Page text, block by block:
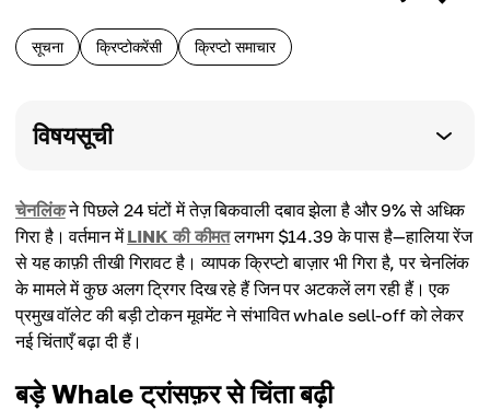
सूचना क्रिप्टोकरेंसी क्रिप्टो समाचार
विषयसूची
चेनलिंकने पिछले 24 घंटों में तेज़ बिकवाली दबाव झेला है और 9% से अधिक
गिरा है। वर्तमान मेंLINK की कीमतलगभग $14.39 के पास है—हालिया रेंज
से यह काफ़ी तीखी गिरावट है। व्यापक क्रिप्टो बाज़ार भी गिरा है, पर चेनलिंक
के मामले में कुछ अलग ट्रिगर दिख रहे हैं जिन पर अटकलें लग रही हैं। एक
प्रमुख वॉलेट की बड़ी टोकन मूवमेंट ने संभावित whale sell-off को लेकर
नई चिंताएँ बढ़ा दी हैं।
बड़े Whale ट्रांसफ़र से चिंता बढ़ी